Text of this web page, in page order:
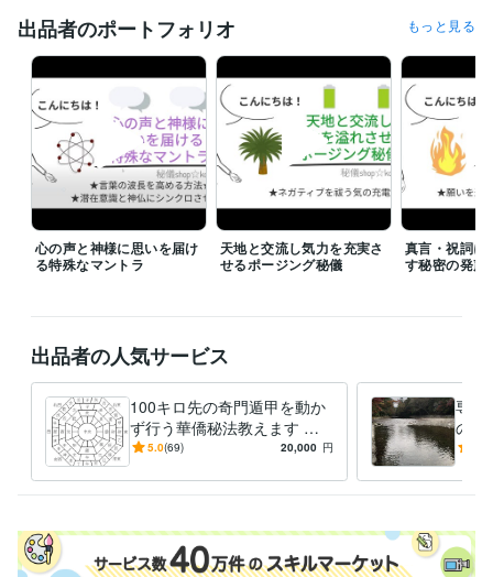
出品者のポートフォリオ もっと見る
心の声と神様に思いを届け
る特殊なマントラ
天地と交流し気力を充実さ
せるポージング秘儀
真言・祝詞に
す秘密の発声
出品者の人気サービス
100キロ先の奇門遁甲を動か
ず行う華僑秘法教えます 直
伝☆遠方へ旅行しなくても方
5.0(69) 20,000 円
専用
のご